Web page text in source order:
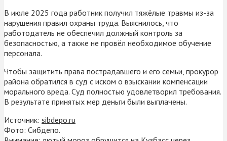
В июле 2025 года работник получил тяжёлые травмы из-за
нарушения правил охраны труда. Выяснилось, что
работодатель не обеспечил должный контроль за
безопасностью, а также не провёл необходимое обучение
персонала.
Чтобы защитить права пострадавшего и его семьи, прокурор
района обратился в суд с иском о взыскании компенсации
морального вреда. Суд полностью удовлетворил требования.
В результате принятых мер деньги были выплачены.
Источник: sibdepo.ru
Фото: Сибдепо.